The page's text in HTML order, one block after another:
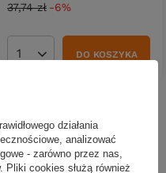
37,74 zł -6%
Ilość produktówDO KOSZYKA
działania
analizować
- zarówno przez nas,
cookies służą również